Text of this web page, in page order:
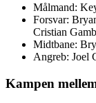
Målmand:
Forsvar:
Cristian
Midtbane:
Angreb: Joel
Kampen